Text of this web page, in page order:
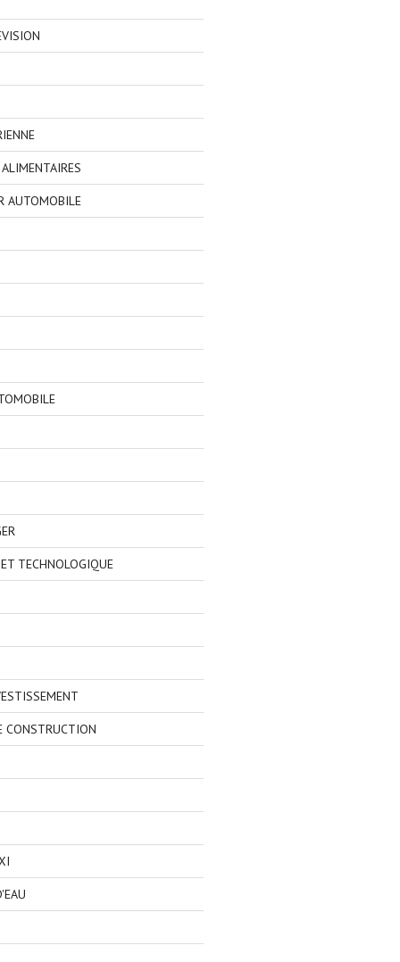
AUTOMOBILE
TECHNOLOGIQUE
CONSTRUCTION